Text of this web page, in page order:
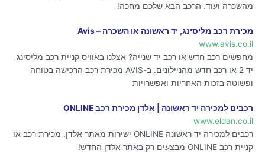
מהשכרה ועוד. הרכב הבא שלכם מחכה!
מכירת רכב מליסינג, יד ראשונה או השכרה – Avis
www.avis.co.il
מחפשים רכב חדש או רכב יד שנייה? אצלנו באוויס קניית רכב מליסינג
יד 2 או רכב חדש מהניילונים. ב-AVIS מכירת רכב הרכישה בטוחה
ופשוטה בזכות האחריות ואפשרויות
רכבים למכירה יד ראשונה | אלדן מכירת רכב ONLINE
www.eldan.co.il
רכבים למכירה יד ראשונה ONLINE ישירות מאתר אלדן. מכירת רכב או
קניית רכב ONLINE מבצעים רק באתר אלדן החדש!